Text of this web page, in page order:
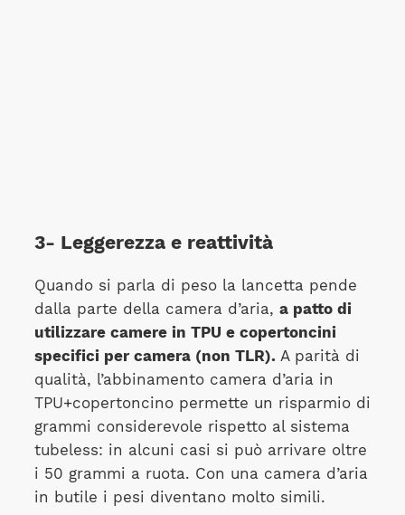
3- Leggerezza e reattività
Quando si parla di peso la lancetta pende
dalla parte della camera d’aria, a patto di
utilizzare camere in TPU e copertoncini
specifici per camera (non TLR). A parità di
qualità, l’abbinamento camera d’aria in
TPU+copertoncino permette un risparmio di
grammi considerevole rispetto al sistema
tubeless: in alcuni casi si può arrivare oltre
i 50 grammi a ruota. Con una camera d’aria
in butile i pesi diventano molto simili.